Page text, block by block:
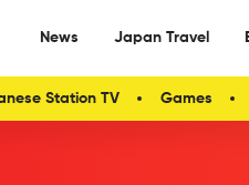
News Japan Travel
Station TV Games